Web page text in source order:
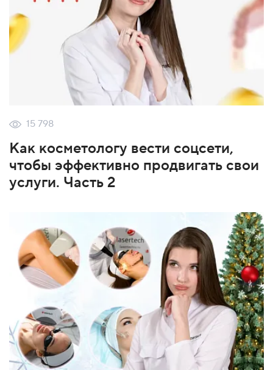
15 798
Как косметологу вести соцсети,
чтобы эффективно продвигать свои
услуги. Часть 2